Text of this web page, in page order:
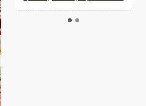
Kalendář událostí
Odebírejte náš newsletter